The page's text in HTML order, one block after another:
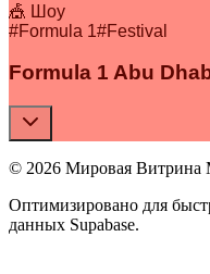
🎪 Шоу
#Formula 1#Festival
Formula 1 Abu
© 2026 Мировая Витрина
Оптимизировано для
данных Supabase.